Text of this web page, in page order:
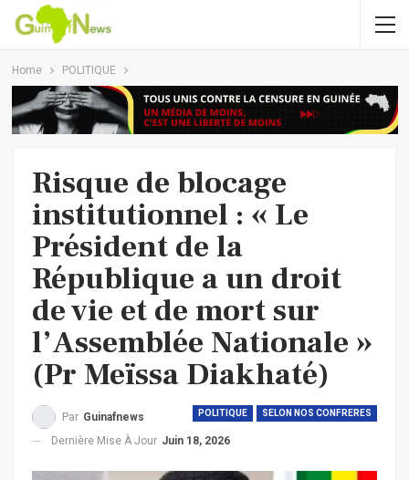
Home POLITIQUE
Risque de blocage
institutionnel : « Le
Président de la
République a un droit
de vie et de mort sur
l’Assemblée Nationale »
(Pr Meïssa Diakhaté)
POLITIQUE SELON NOS CONFRERES
Par Guinafnews
Dernière Mise À Jour Juin 18, 2026